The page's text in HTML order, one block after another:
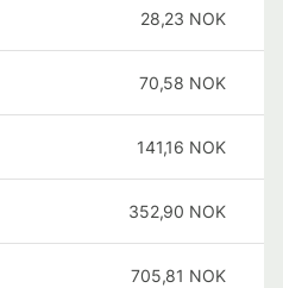
28,23 NOK
70,58 NOK
141,16 NOK
352,90 NOK
705,81 NOK